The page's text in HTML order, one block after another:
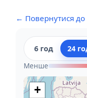
← Повернутися до
6 год 24
Менше
+